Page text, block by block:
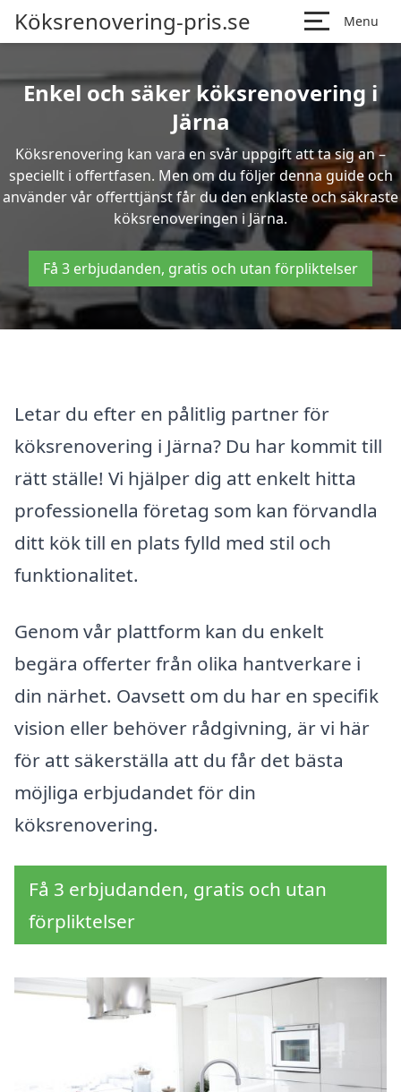
Köksrenovering-pris.se Menu
Enkel och säker köksrenovering i
Järna
Köksrenovering kan vara en svår uppgift att ta sig an –
speciellt i offertfasen. Men om du följer denna guide och
använder vår offerttjänst får du den enklaste och säkraste
köksrenoveringen i Järna.
Få 3 erbjudanden, gratis och utan förpliktelser
Letar du efter en pålitlig partner för
köksrenovering i Järna? Du har kommit till
rätt ställe! Vi hjälper dig att enkelt hitta
professionella företag som kan förvandla
ditt kök till en plats fylld med stil och
funktionalitet.
Genom vår plattform kan du enkelt
begära offerter från olika hantverkare i
din närhet. Oavsett om du har en specifik
vision eller behöver rådgivning, är vi här
för att säkerställa att du får det bästa
möjliga erbjudandet för din
köksrenovering.
Få 3 erbjudanden, gratis och utan
förpliktelser